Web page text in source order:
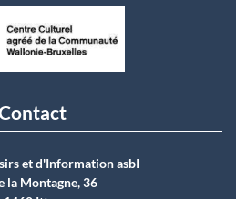
et d'Information asbI
la Montagne, 36